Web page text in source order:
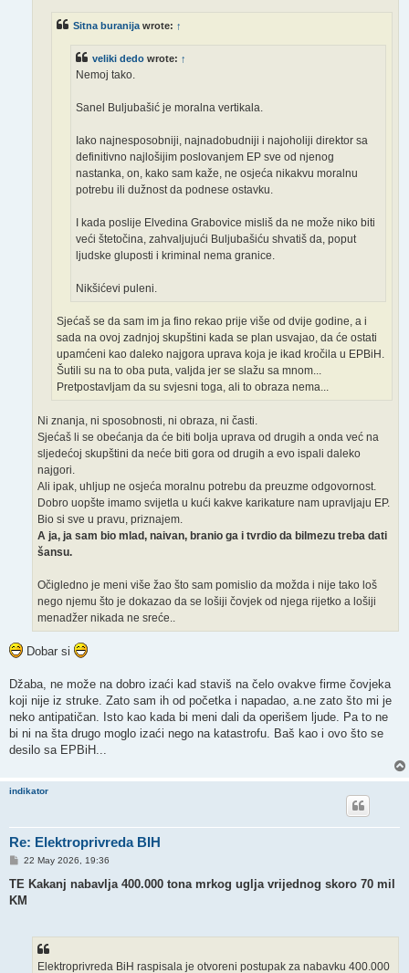
Sitna buranija wrote: ↑
veliki dedo wrote: ↑
Nemoj tako.
Sanel Buljubašić je moralna vertikala.
Iako najnesposobniji, najnadobudniji i najoholiji direktor sa
definitivno najlošijim poslovanjem EP sve od njenog
nastanka, on, kako sam kaže, ne osjeća nikakvu moralnu
potrebu ili dužnost da podnese ostavku.
I kada poslije Elvedina Grabovice misliš da ne može niko biti
veći štetočina, zahvaljujući Buljubašiću shvatiš da, poput
ljudske gluposti i kriminal nema granice.
Nikšićevi puleni.
Sjećaš se da sam im ja fino rekao prije više od dvije godine, a i
sada na ovoj zadnjoj skupštini kada se plan usvajao, da će ostati
upamćeni kao daleko najgora uprava koja je ikad kročila u EPBiH.
Šutili su na to oba puta, valjda jer se slažu sa mnom...
Pretpostavljam da su svjesni toga, ali to obraza nema...
Ni znanja, ni sposobnosti, ni obraza, ni časti.
Sjećaš li se obećanja da će biti bolja uprava od drugih a onda već na
sljedećoj skupštini da neće biti gora od drugih a evo ispali daleko
najgori.
Ali ipak, uhljup ne osjeća moralnu potrebu da preuzme odgovornost.
Dobro uopšte imamo svijetla u kući kakve karikature nam upravljaju EP.
Bio si sve u pravu, priznajem.
A ja, ja sam bio mlad, naivan, branio ga i tvrdio da bilmezu treba dati
šansu.
Očigledno je meni više žao što sam pomislio da možda i nije tako loš
nego njemu što je dokazao da se lošiji čovjek od njega rijetko a lošiji
menadžer nikada ne sreće..
Dobar si
Džaba, ne može na dobro izaći kad staviš na čelo ovakve firme čovjeka
koji nije iz struke. Zato sam ih od početka i napadao, a.ne zato što mi je
neko antipatičan. Isto kao kada bi meni dali da operišem ljude. Pa to ne
bi ni na šta drugo moglo izaći nego na katastrofu. Baš kao i ovo što se
desilo sa EPBiH...
indikator
Re: Elektroprivreda BIH
P
s
22 May 2026, 19:36
TE Kakanj nabavlja 400.000 tona mrkog uglja vrijednog skoro 70 mil
KM
Elektroprivreda BiH raspisala je otvoreni postupak za nabavku 400.000